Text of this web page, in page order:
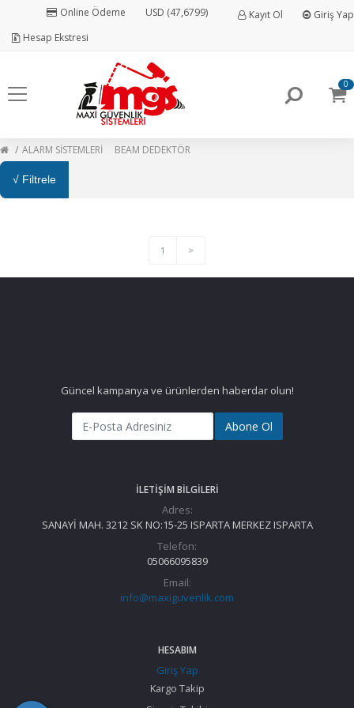
Online Ödeme
USD (47,6799)
Hesap Ekstresi
Kayıt Ol Giriş Yap
0
ALARM SİSTEMLERİ BEAM DEDEKTÖR
√ Filtrele
1 >
Güncel kampanya ve ürünlerden haberdar olun!
Abone Ol
İLETIŞIM BILGILERI
Adres:
SANAYİ MAH. 3212 SK NO:15-25 ISPARTA MERKEZ ISPARTA
Telefon:
05066095839
Email:
info@maxiguvenlik.com
HESABIM
Giriş Yap
Kargo Takip